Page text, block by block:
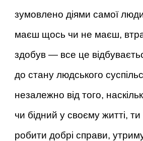
зумовлено діями самої
маєш щось чи не маєш,
здобув — все це
до стану людського
незалежно від того,
чи бідний у своєму житті,
робити добрі справи,